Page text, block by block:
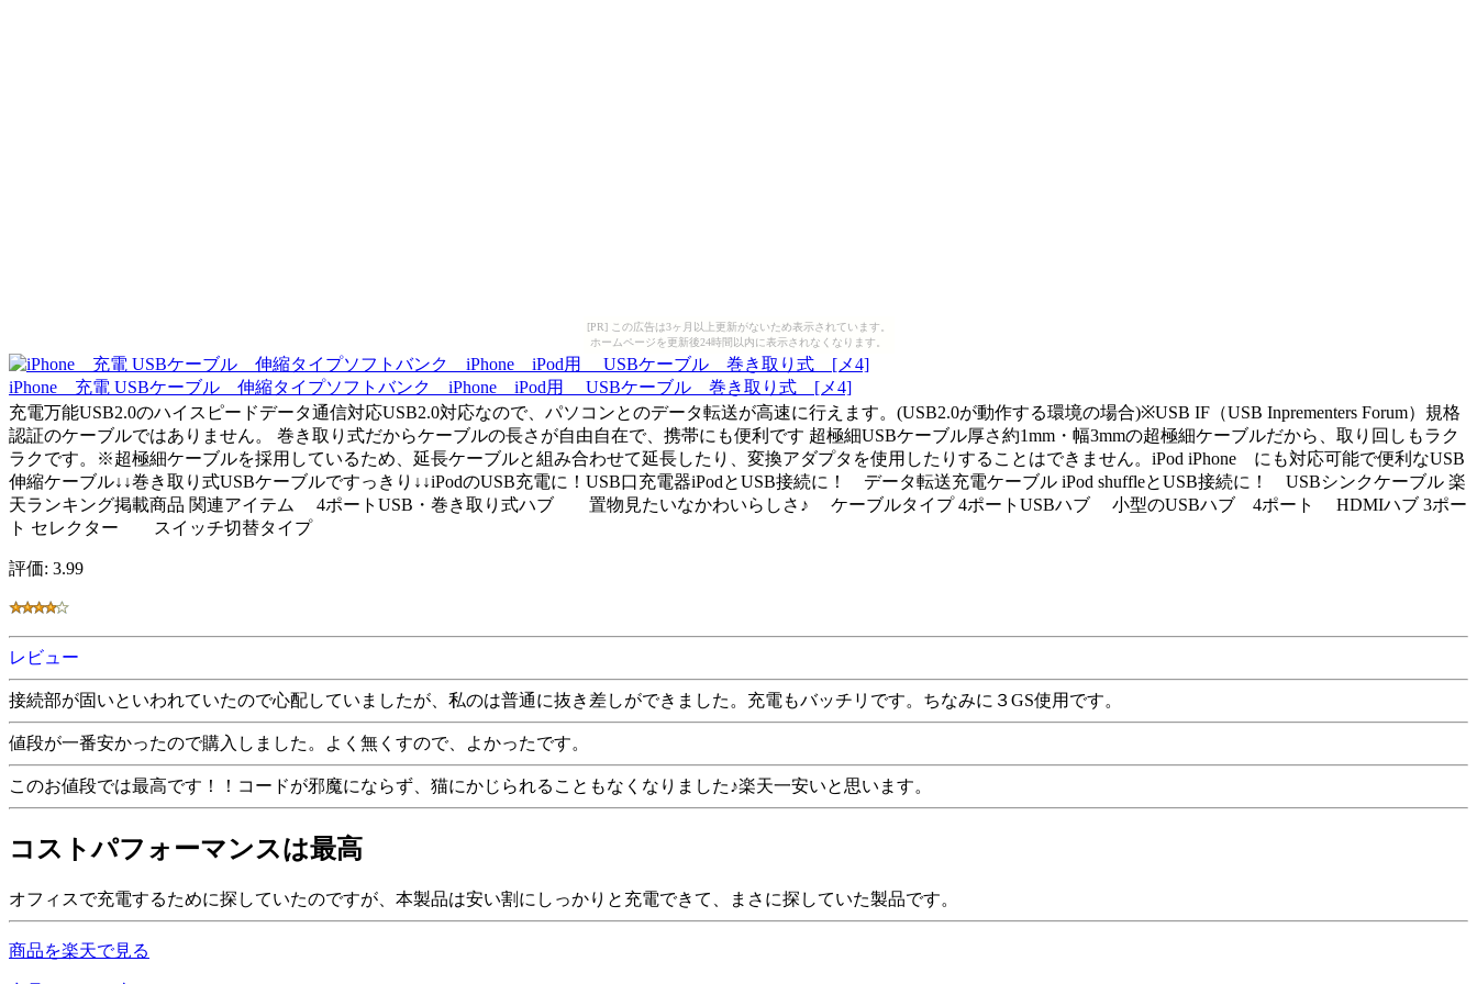
[PR] この広告は3ヶ月以上更新がないため表示されています。
ホームページを更新後24時間以内に表示されなくなります。
iPhone 充電 USBケーブル 伸縮タイプソフトバンク iPhone iPod用 USBケーブル 巻き取り式 [メ4]
充電万能USB2.0のハイスピードデータ通信対応USB2.0対応なので、パソコンとのデータ転送が高速に行えます。(USB2.0が動作する環境の場合)※USB IF（USB Inprementers Forum）規格
認証のケーブルではありません。 巻き取り式だからケーブルの長さが自由自在で、携帯にも便利です 超極細USBケーブル厚さ約1mm・幅3mmの超極細ケーブルだから、取り回しもラク
ラクです。※超極細ケーブルを採用しているため、延長ケーブルと組み合わせて延長したり、変換アダプタを使用したりすることはできません。iPod iPhone にも対応可能で便利なUSB
伸縮ケーブル↓↓巻き取り式USBケーブルですっきり↓↓iPodのUSB充電に！USB口充電器iPodとUSB接続に！ データ転送充電ケーブル iPod shuffleとUSB接続に！ USBシンクケーブル 楽
天ランキング掲載商品 関連アイテム 4ポートUSB・巻き取り式ハブ 置物見たいなかわいらしさ♪ ケーブルタイプ 4ポートUSBハブ 小型のUSBハブ 4ポート HDMIハブ 3ポー
ト セレクター スイッチ切替タイプ
評価: 3.99
レビュー
接続部が固いといわれていたので心配していましたが、私のは普通に抜き差しができました。充電もバッチリです。ちなみに３GS使用です。
値段が一番安かったので購入しました。よく無くすので、よかったです。
このお値段では最高です！！コードが邪魔にならず、猫にかじられることもなくなりました♪楽天一安いと思います。
コストパフォーマンスは最高
オフィスで充電するために探していたのですが、本製品は安い割にしっかりと充電できて、まさに探していた製品です。
商品を楽天で見る